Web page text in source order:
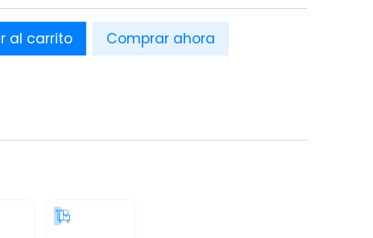
al carrito Comprar ahora